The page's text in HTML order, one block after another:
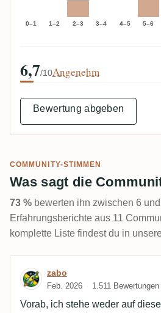
0–1 1–2 2–3 3–4 4–5 5–6
6,7/10Angenehm
Bewertung abgeben
COMMUNITY-STIMMEN
Was sagt die
73 % bewerten ihn zwischen 6
Erfahrungsberichte aus 11
komplette Liste findest du in
Bewertung von zabo
zabo
Feb. 2026 1.511 Bewertungen
Vorab, ich stehe weder auf